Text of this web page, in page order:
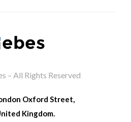
– All Rights Reserved
Oxford Street,
Kingdom.